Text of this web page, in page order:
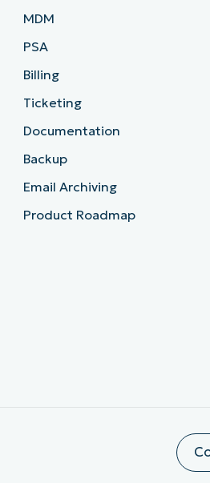
MDM
PSA
Billing
Ticketing
Documentation
Backup
Email Archiving
Product Roadmap